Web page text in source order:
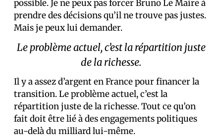
possible. Je ne peux pas forcer Bruno Le Maire à
prendre des décisions qu’il ne trouve pas justes.
Mais je peux lui demander.
Le problème actuel, c’est la répartition juste
de la richesse.
Il y a assez d’argent en France pour financer la
transition. Le problème actuel, c’est la
répartition juste de la richesse. Tout ce qu’on
fait doit être lié à des engagements politiques
au-delà du milliard lui-même.